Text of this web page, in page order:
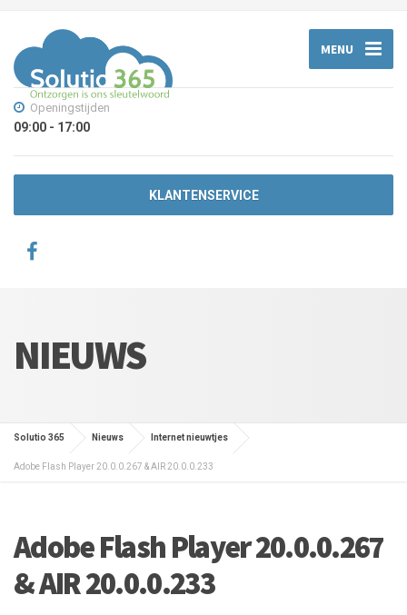
MENU
Openingstijden
09:00 - 17:00
KLANTENSERVICE
NIEUWS
Solutio 365 Nieuws Internet nieuwtjes
Adobe Flash Player 20.0.0.267 & AIR 20.0.0.233
Adobe Flash Player 20.0.0.267
& AIR 20.0.0.233